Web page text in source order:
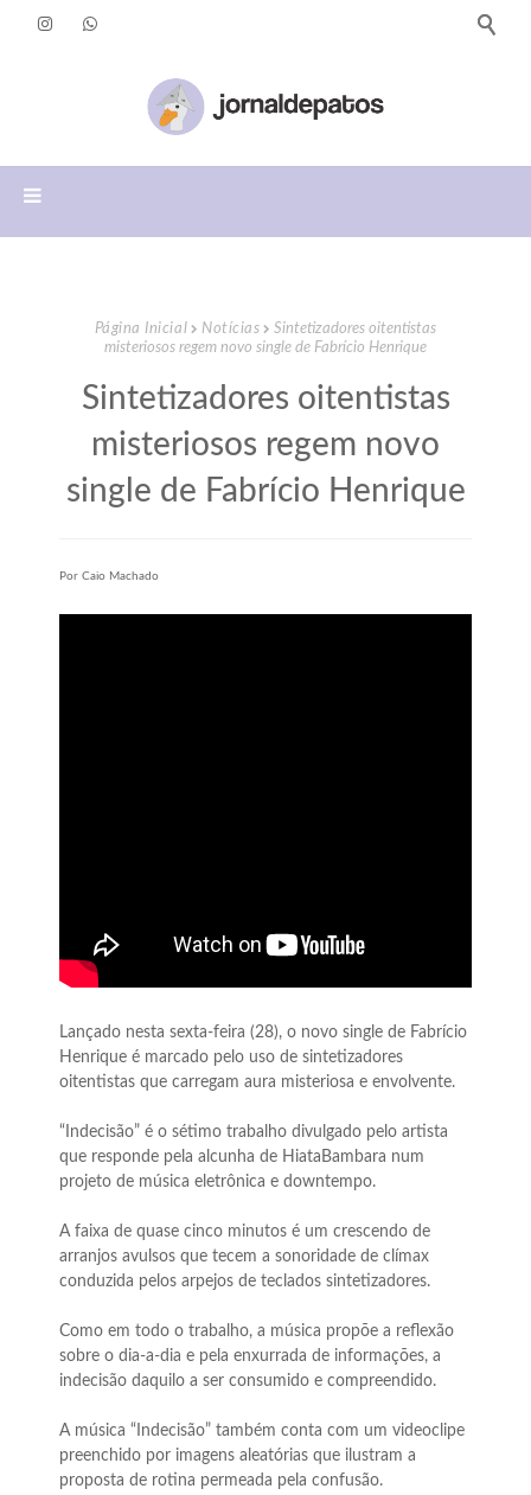
Página Inicial Notícias
Sintetizadores oitentistas
misteriosos regem novo single de Fabrício Henrique
Sintetizadores oitentistas
misteriosos regem novo
single de Fabrício Henrique
Por Caio Machado
Lançado nesta sexta-feira (28), o novo single de Fabrício
Henrique é marcado pelo uso de sintetizadores
oitentistas que carregam aura misteriosa e envolvente.
“Indecisão” é o sétimo trabalho divulgado pelo artista
que responde pela alcunha de HiataBambara num
projeto de música eletrônica e downtempo.
A faixa de quase cinco minutos é um crescendo de
arranjos avulsos que tecem a sonoridade de clímax
conduzida pelos arpejos de teclados sintetizadores.
Como em todo o trabalho, a música propõe a reflexão
sobre o dia-a-dia e pela enxurrada de informações, a
indecisão daquilo a ser consumido e compreendido.
A música “Indecisão” também conta com um videoclipe
preenchido por imagens aleatórias que ilustram a
proposta de rotina permeada pela confusão.